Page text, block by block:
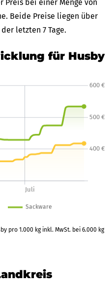
Preis bei einer Menge von
Beide Preise liegen über
letzten 7 Tage.
für Husby
pro 1.000 kg inkl. MwSt. bei 6.000 kg